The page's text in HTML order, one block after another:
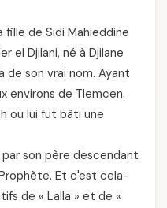
de Sidi Mahieddine
el Djilani, né à Djilane
de son vrai nom. Ayant
environs de Tlemcen.
ou lui fut bâti une
son père descendant
Et c'est cela-
de « Lalla » et de «